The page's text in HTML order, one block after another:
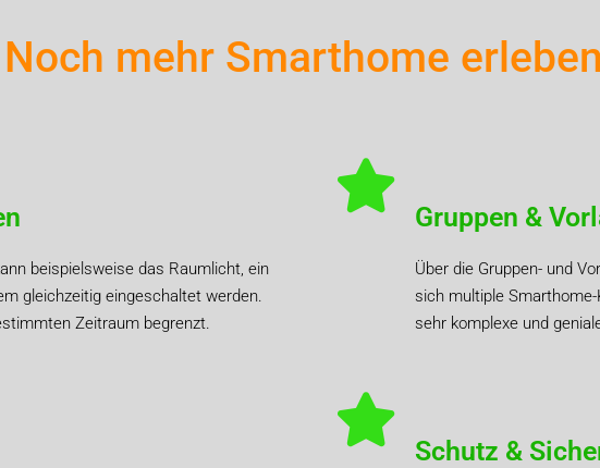
Noch mehr Smarthome
beispielsweise das Raumlicht, ein
gleichzeitig eingeschaltet werden.
Zeitraum begrenzt.
Gruppen &
Über die Gruppen- und
sich multiple
sehr komplexe und
Schutz &